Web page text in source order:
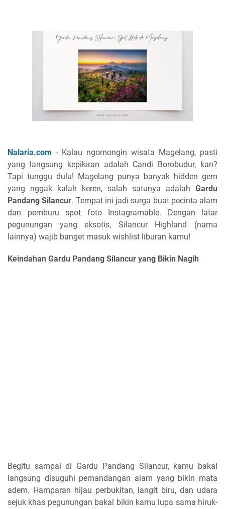
Nalaria.com - Kalau ngomongin wisata Magelang, pasti
yang langsung kepikiran adalah Candi Borobudur, kan?
Tapi tunggu dulu! Magelang punya banyak hidden gem
yang nggak kalah keren, salah satunya adalah Gardu
Pandang Silancur. Tempat ini jadi surga buat pecinta alam
dan pemburu spot foto Instagramable. Dengan latar
pegunungan yang eksotis, Silancur Highland (nama
lainnya) wajib banget masuk wishlist liburan kamu!
Keindahan Gardu Pandang Silancur yang Bikin Nagih
Begitu sampai di Gardu Pandang Silancur, kamu bakal
langsung disuguhi pemandangan alam yang bikin mata
adem. Hamparan hijau perbukitan, langit biru, dan udara
sejuk khas pegunungan bakal bikin kamu lupa sama hiruk-